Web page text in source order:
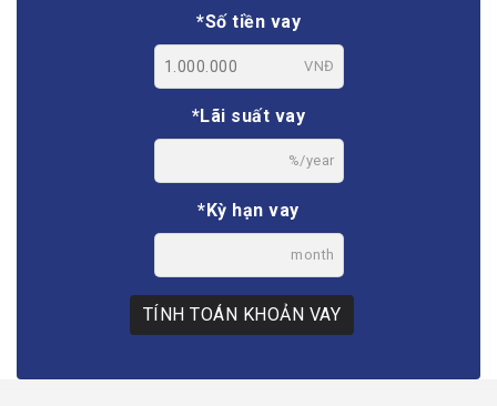
*Số tiền vay
VNĐ
*Lãi suất vay
%/year
*Kỳ hạn vay
month
TÍNH TOÁN KHOẢN VAY